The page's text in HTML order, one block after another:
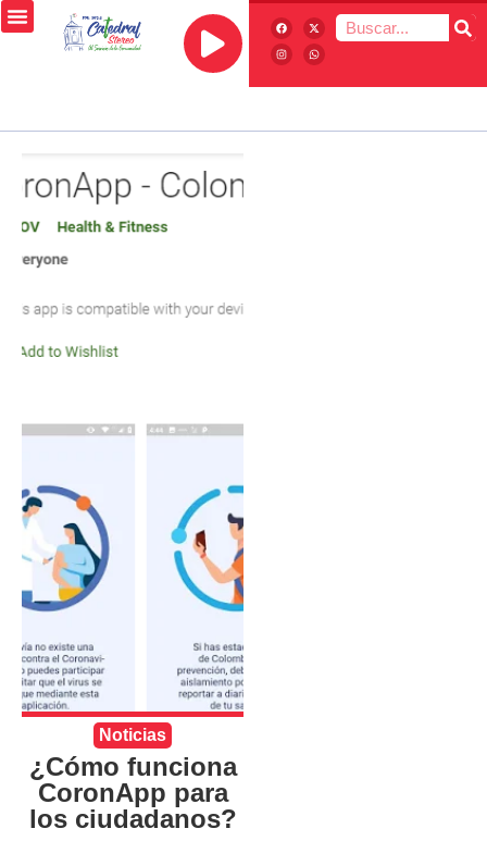
Noticias
¿Cómo funciona
CoronApp para
los ciudadanos?